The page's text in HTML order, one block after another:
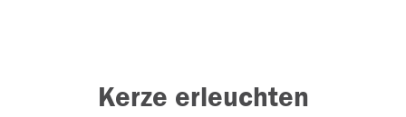
Kerze erleuchten